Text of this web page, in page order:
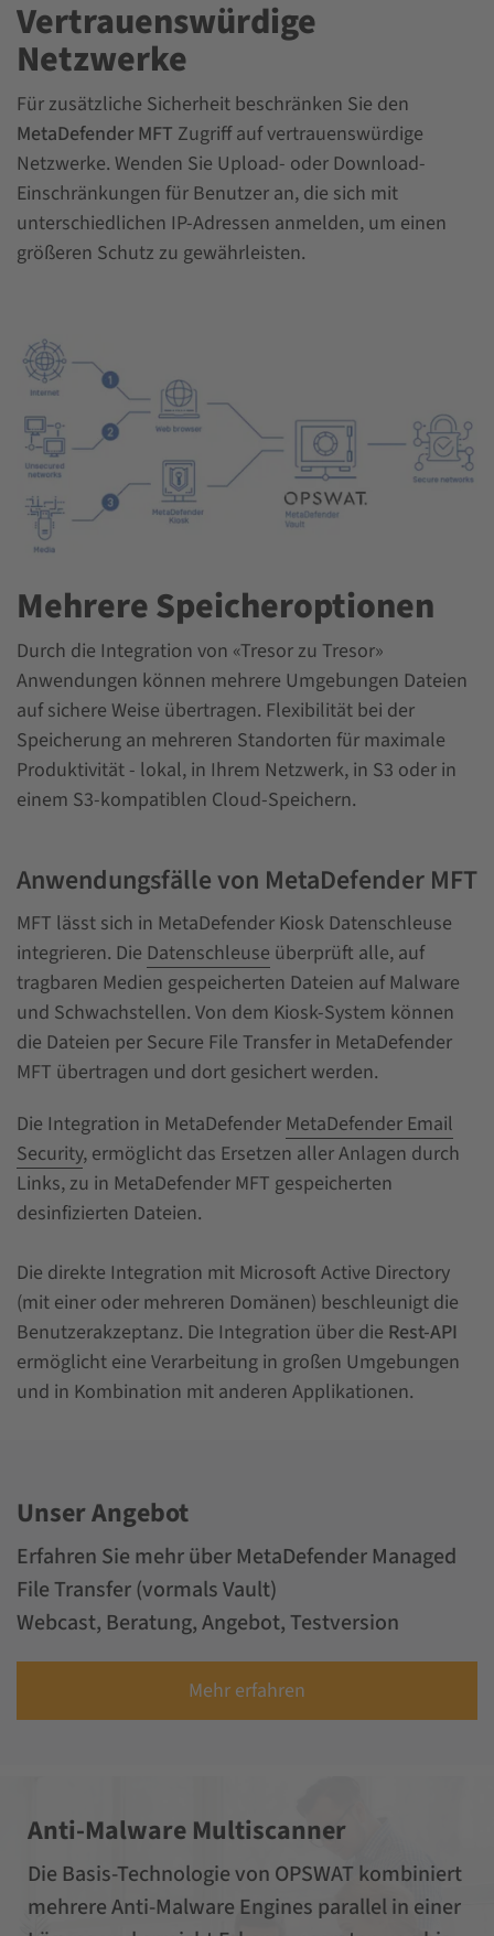
Vertrauenswürdige
Netzwerke
Für zusätzliche Sicherheit beschränken Sie den
MetaDefender MFT Zugriff auf vertrauenswürdige
Netzwerke. Wenden Sie Upload- oder Download-
Einschränkungen für Benutzer an, die sich mit
unterschiedlichen IP-Adressen anmelden, um einen
größeren Schutz zu gewährleisten.
Mehrere Speicheroptionen
Durch die Integration von «Tresor zu Tresor»
Anwendungen können mehrere Umgebungen Dateien
auf sichere Weise übertragen. Flexibilität bei der
Speicherung an mehreren Standorten für maximale
Produktivität - lokal, in Ihrem Netzwerk, in S3 oder in
einem S3-kompatiblen Cloud-Speichern.
Anwendungsfälle von MetaDefender MFT
MFT lässt sich in MetaDefender Kiosk Datenschleuse
integrieren. Die Datenschleuse überprüft alle, auf
tragbaren Medien gespeicherten Dateien auf Malware
und Schwachstellen. Von dem Kiosk-System können
die Dateien per Secure File Transfer in MetaDefender
MFT übertragen und dort gesichert werden.
Die Integration in MetaDefender MetaDefender Email
Security, ermöglicht das Ersetzen aller Anlagen durch
Links, zu in MetaDefender MFT gespeicherten
desinfizierten Dateien.
Die direkte Integration mit Microsoft Active Directory
(mit einer oder mehreren Domänen) beschleunigt die
Benutzerakzeptanz. Die Integration über die Rest-API
ermöglicht eine Verarbeitung in großen Umgebungen
und in Kombination mit anderen Applikationen.
Unser Angebot
Erfahren Sie mehr über MetaDefender Managed
File Transfer (vormals Vault)
Webcast, Beratung, Angebot, Testversion
Mehr erfahren
Anti-Malware Multiscanner
Die Basis-Technologie von OPSWAT kombiniert
mehrere Anti-Malware Engines parallel in einer